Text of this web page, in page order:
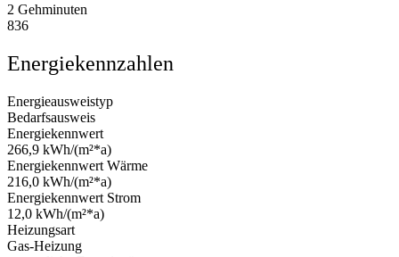
2 Gehminuten
836
Energiekennzahlen
Energieausweistyp
Bedarfsausweis
Energiekennwert
266,9 kWh/(m²*a)
Energiekennwert Wärme
216,0 kWh/(m²*a)
Energiekennwert Strom
12,0 kWh/(m²*a)
Heizungsart
Gas-Heizung